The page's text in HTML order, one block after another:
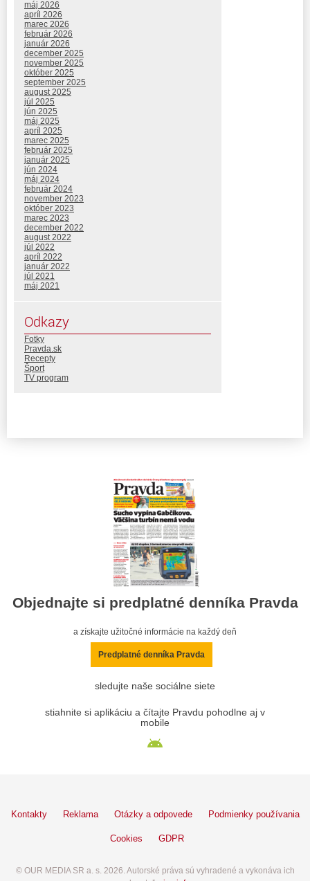
máj 2026
apríl 2026
marec 2026
február 2026
január 2026
december 2025
november 2025
október 2025
september 2025
august 2025
júl 2025
jún 2025
máj 2025
apríl 2025
marec 2025
február 2025
január 2025
jún 2024
máj 2024
február 2024
november 2023
október 2023
marec 2023
december 2022
august 2022
júl 2022
apríl 2022
január 2022
júl 2021
máj 2021
Odkazy
Fotky
Pravda.sk
Recepty
Šport
TV program
Objednajte si predplatné denníka Pravda
a získajte užitočné informácie na každý deň
Predplatné denníka Pravda
sledujte naše sociálne siete
stiahnite si aplikáciu a čítajte Pravdu pohodlne aj v
mobile
Kontakty Reklama Otázky a odpovede Podmienky používania
Cookies GDPR
© OUR MEDIA SR a. s. 2026. Autorské práva sú vyhradené a vykonáva ich